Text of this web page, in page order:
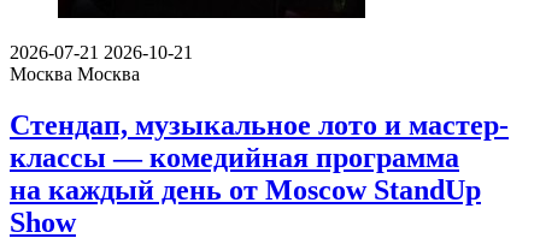
2026-07-21 2026-10-21
Москва Москва
Стендап, музыкальное лото и мастер-
классы — комедийная программа
на каждый день от Moscow StandUp
Show